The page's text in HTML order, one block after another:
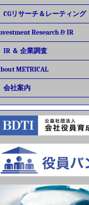
CGリサーチ＆レーティング
Research & IR
IR ＆ 企業調査
METRICAL
会社案内